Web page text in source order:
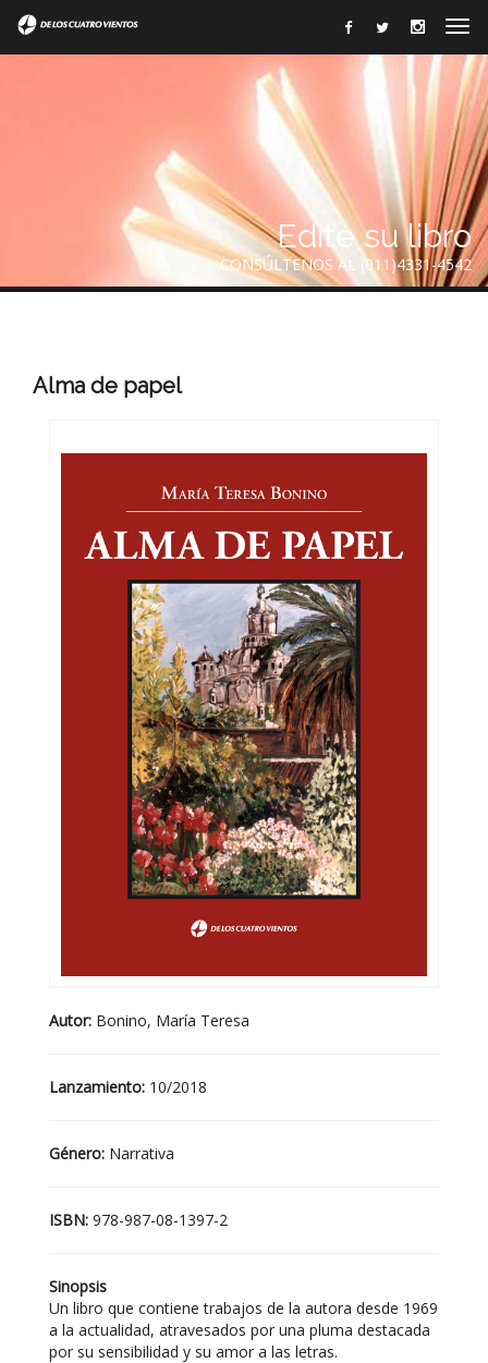
Edite su libro
CONSÚLTENOS AL (011)4331-4542
Alma de papel
Autor: Bonino, María Teresa
Lanzamiento: 10/2018
Género: Narrativa
ISBN: 978-987-08-1397-2
Sinopsis
Un libro que contiene trabajos de la autora desde 1969
a la actualidad, atravesados por una pluma destacada
por su sensibilidad y su amor a las letras.